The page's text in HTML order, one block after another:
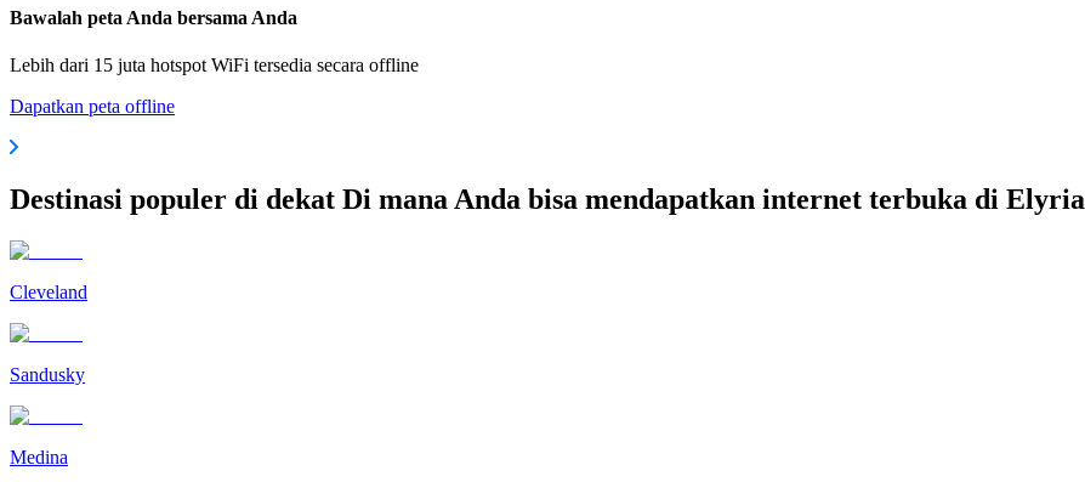
Bawalah peta Anda bersama Anda
Lebih dari 15 juta hotspot WiFi tersedia secara offline
Dapatkan peta offline
Destinasi populer di dekat Di mana Anda bisa mendapatkan internet terbuka di Elyria
Cleveland
Sandusky
Medina